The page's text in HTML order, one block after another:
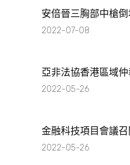
安倍晉三胸部中槍
2022-07-08
亞非法協香港區域
2022-05-26
金融科技項目會議召
2022-05-26